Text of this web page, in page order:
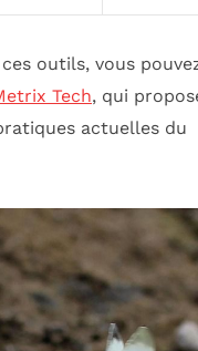
outils, vous
Tech, qui
actuelles du